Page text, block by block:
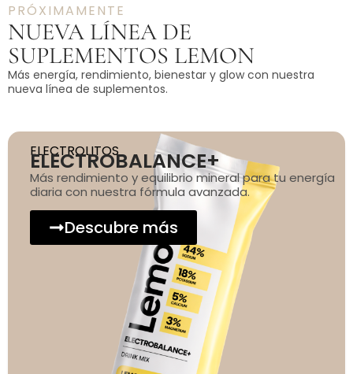
PRÓXIMAMENTE
NUEVA LÍNEA DE
SUPLEMENTOS LEMON
Más energía, rendimiento, bienestar y glow con nuestra
nueva línea de suplementos.
ELECTROLITOS
ELECTROBALANCE+
Más rendimiento y equilibrio mineral para tu energía
diaria con nuestra fórmula avanzada.
Descubre más